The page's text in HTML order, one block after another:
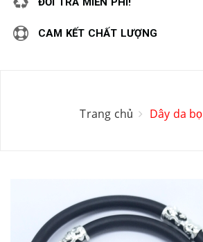
CAM KẾT CHẤT LƯỢNG
Trang chủ Dây da